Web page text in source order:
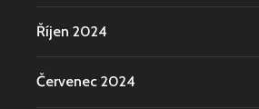
Říjen 2024
Červenec 2024